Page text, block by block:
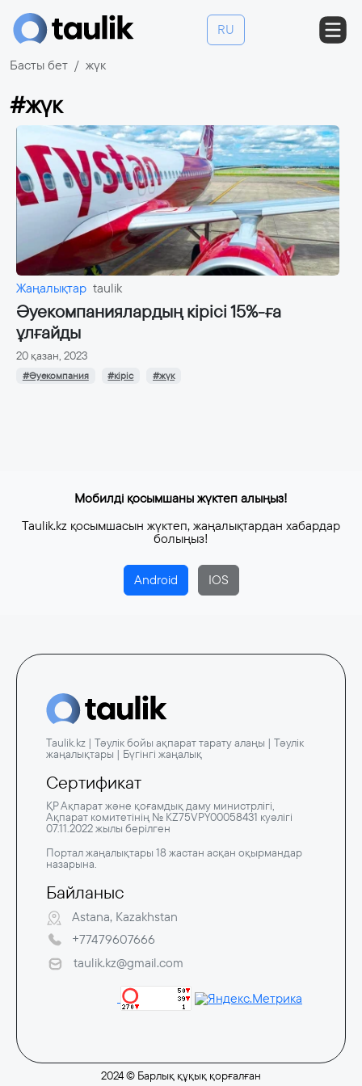
RU
Басты бет жүк
#жүк
Жаңалықтар taulik
Әуекомпаниялардың кірісі 15%-ға
ұлғайды
20 қазан, 2023
#Әуекомпания #кіріс #жүк
Мобилді қосымшаны жүктеп алыңыз!
Taulik.kz қосымшасын жүктеп, жаңалықтардан хабардар
болыңыз!
Android IOS
Taulik.kz | Тәулік бойы ақпарат тарату алаңы | Тәулік
жаңалықтары | Бүгінгі жаңалық
Сертификат
ҚР Ақпарат және қоғамдық даму министрлігі,
Ақпарат комитетінің № KZ75VPY00058431 куәлігі
07.11.2022 жылы берілген
Портал жаңалықтары 18 жастан асқан оқырмандар
назарына.
Байланыс
Astana, Kazakhstan
+77479607666
taulik.kz@gmail.com
2024 © Барлық құқық қорғалған